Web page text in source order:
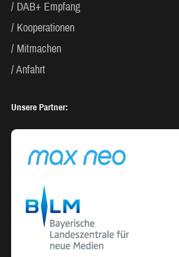
DAB+ Empfang
Kooperationen
Mitmachen
Anfahrt
Unsere Partner: